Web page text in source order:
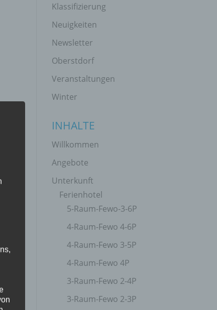
Klassifizierung
Neuigkeiten
Newsletter
Oberstdorf
Veranstaltungen
Winter
INHALTE
Willkommen
Angebote
Unterkunft
Ferienhotel
5-Raum-Fewo-3-6P
4-Raum-Fewo 4-6P
4-Raum-Fewo 3-5P
4-Raum-Fewo 4P
3-Raum-Fewo 2-4P
3-Raum-Fewo 2-3P